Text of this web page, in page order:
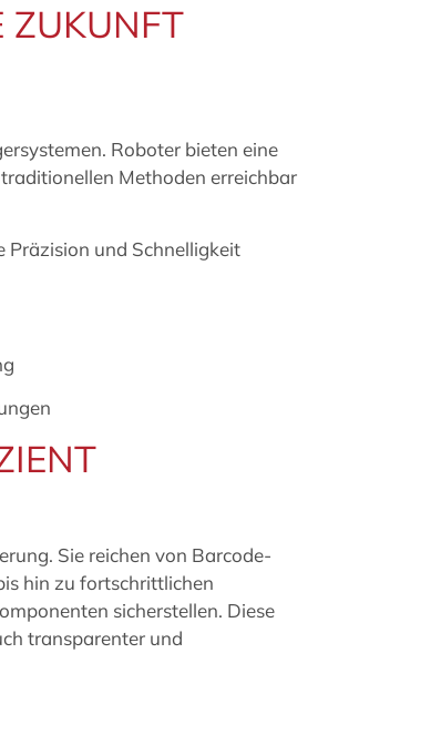
ZUKUNFT
Roboter bieten eine
Methoden erreichbar
Präzision und Schnelligkeit
Sie reichen von Barcode-
hin zu fortschrittlichen
sicherstellen. Diese
transparenter und